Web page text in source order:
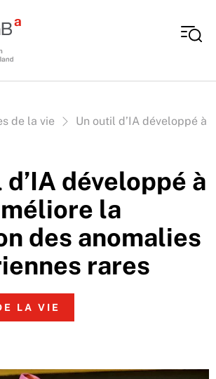
de la vie Un outil d’IA développé à
développé à
la
des anomalies
rares
LA VIE